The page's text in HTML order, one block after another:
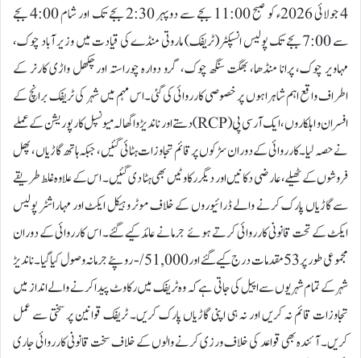
4 جولائی 2026ء کو صبح 11:00 بجے سے دوپہر 2:30 بجے تک اور شام 4:00 بجے
سے 7:00 بجے تک پولیس انسپکٹر (ٹریفک) ماروتی منڈے کی قیادت میں وزیر آباد چوک،
مہاویر چوک، پرانا منڈھا، بھگت سنگھ چوک، گرو دوارہ چوراستہ اور چکھل واڑی کارنر کے
اطراف واقع اہم شاہراہوں پر خصوصی کارروائی کی گئی۔اس مہم میں شہر کی ٹریفک برانچ کے
افسران و اہلکاروں، ایک آر سی پی (RCP) دستے اور ناندیڑ واگھالہ میونسپل کارپوریشن کے عملے
نے حصہ لیا۔ کارروائی کے دوران سڑکوں پر قائم تجاوزات ہٹائی گئیں، جبکہ ہاتھ گاڑیاں، پھل
فروشوں کے ٹھیلے، عارضی دکانیں اور دیگر رکاوٹیں بھی ہٹا دی گئیں۔ اس کے علاوہ غلط طریقے
سے گاڑیاں پارک کرنے والے ڈرائیوروں کے خلاف موٹر وہیکل ایکٹ اور مہاراشٹر پولیس
ایکٹ کے تحت قانونی کارروائی کرتے ہوئے جرمانے عائد کیے گئے۔ اس کارروائی کے دوران
مجموعی طور پر 53 مقدمات درج کیے گئے اور 51,000/- روپئے جرمانہ وصول کیا گیا۔ناندیڑ
شہر کے تمام شہریوں سے اپیل کی جاتی ہے کہ وہ ٹریفک میں رکاوٹ پیدا کرنے والے انداز میں
تجاوزات قائم نہ کریں اور نہ ہی اپنی گاڑیاں پارک کریں۔ ٹریفک قوانین پر سختی سے عمل
کریں۔ آئندہ بھی قواعد کی خلاف ورزی کرنے والوں کے خلاف سخت قانونی کارروائی جاری